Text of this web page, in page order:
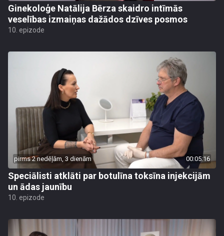
Ginekoloģe Natālija Bērza skaidro intīmās
veselības izmaiņas dažādos dzīves posmos
10. epizode
pirms 2 nedēļām, 3 dienām 00:05:16
Speciālisti atklāti par botulīna toksīna injekcijām
un ādas jaunību
10. epizode